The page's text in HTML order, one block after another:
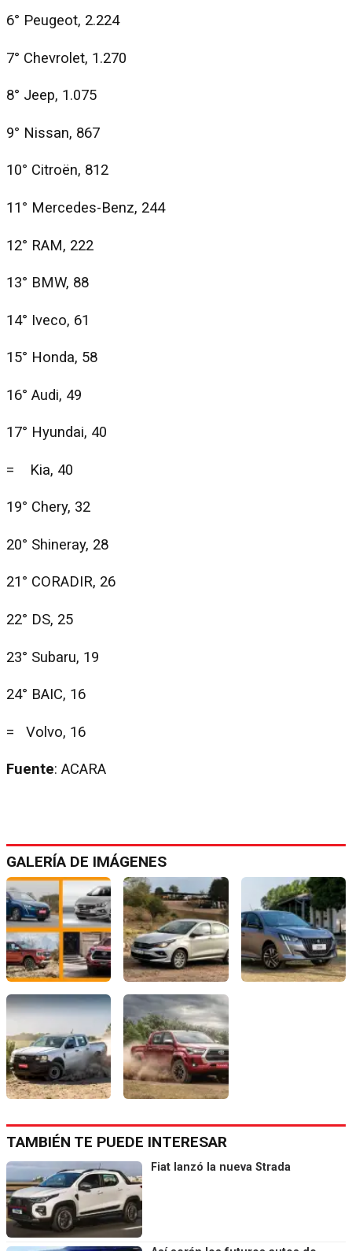
6° Peugeot, 2.224
7° Chevrolet, 1.270
8° Jeep, 1.075
9° Nissan, 867
10° Citroën, 812
11° Mercedes-Benz, 244
12° RAM, 222
13° BMW, 88
14° Iveco, 61
15° Honda, 58
16° Audi, 49
17° Hyundai, 40
= Kia, 40
19° Chery, 32
20° Shineray, 28
21° CORADIR, 26
22° DS, 25
23° Subaru, 19
24° BAIC, 16
= Volvo, 16
Fuente: ACARA
GALERÍA DE IMÁGENES
TAMBIÉN TE PUEDE INTERESAR
Fiat lanzó la nueva Strada